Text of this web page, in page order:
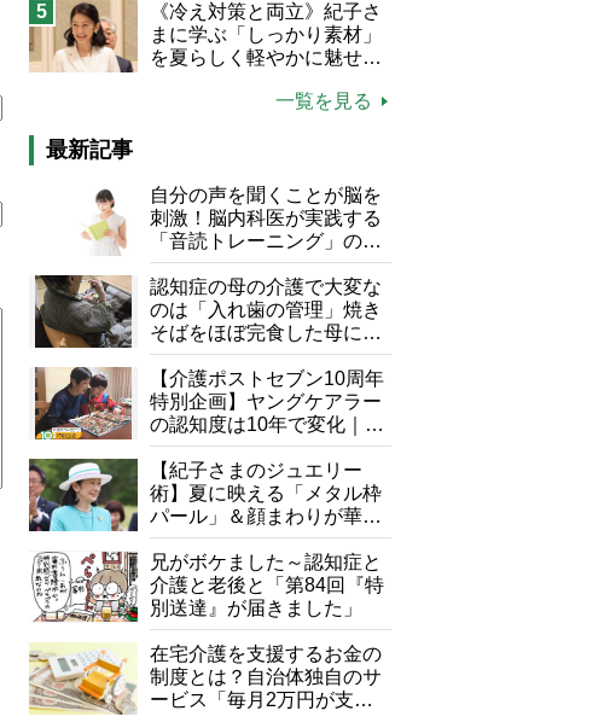
5
《冷え対策と両立》紀子さ
まに学ぶ「しっかり素材」
を夏らしく軽やかに魅せる
一覧を見る
最新記事
自分の声を聞くことが脳を
刺激！脳内科医が実践する
「音読トレーニング」の極
意
認知症の母の介護で大変な
のは「入れ歯の管理」焼き
そばをほぼ完食した母に息
子が血の気が引いた理由
【介護ポストセブン10周年
特別企画】ヤングケアラー
の認知度は10年で変化｜流
行語大賞にノミネート、法
律にも明記されたが果たし
て現在は？
【紀子さまのジュエリー
術】夏に映える「メタル枠
パール」＆顔まわりが華や
ぐ「揺れる一粒」の使い分
け方
兄がボケました～認知症と
介護と老後と「第84回『特
別送達』が届きました」
在宅介護を支援するお金の
制度とは？自治体独自のサ
ービス「毎月2万円が支給